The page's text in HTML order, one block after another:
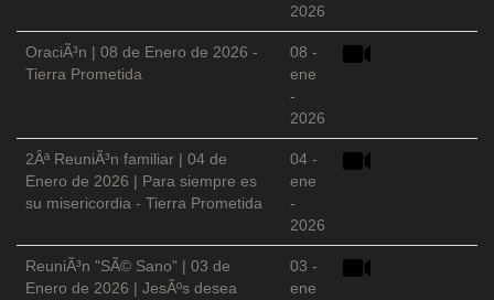
2026
OraciÃ³n | 08 de Enero de 2026 -
Tierra Prometida
08 -
ene
-
2026
2Âª ReuniÃ³n familiar | 04 de
Enero de 2026 | Para siempre es
su misericordia - Tierra Prometida
04 -
ene
-
2026
ReuniÃ³n "SÃ© Sano" | 03 de
Enero de 2026 | JesÃºs desea
03 -
ene